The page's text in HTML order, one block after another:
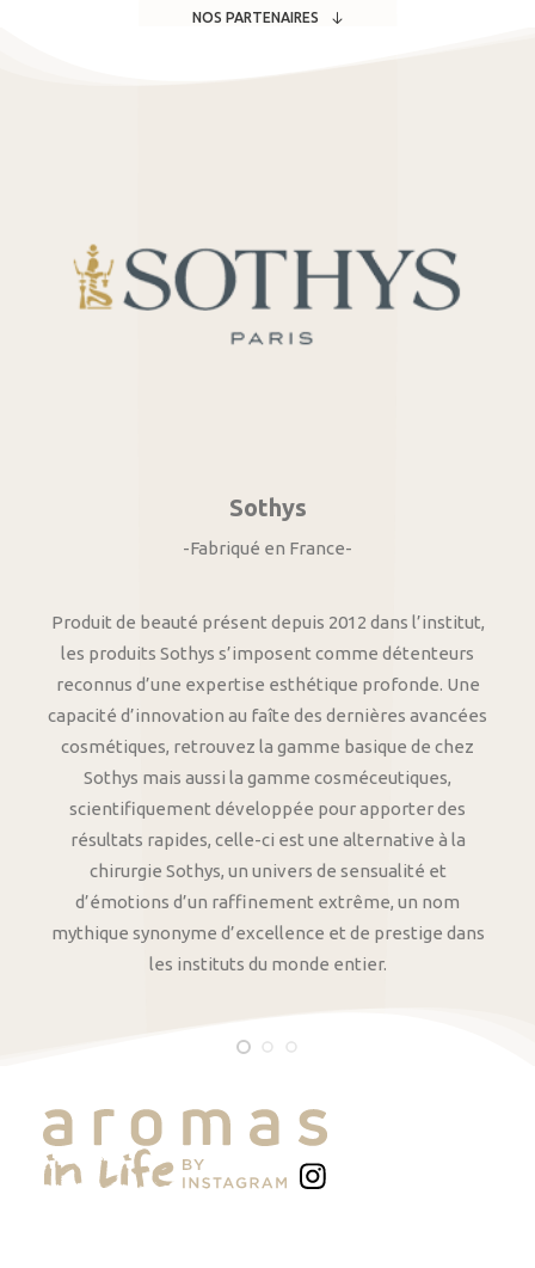
NOS PARTENAIRES
Sothys
-Fabriqué en France-
Produit de beauté présent depuis 2012 dans l’institut,
les produits Sothys s’imposent comme détenteurs
reconnus d’une expertise esthétique profonde. Une
capacité d’innovation au faîte des dernières avancées
cosmétiques, retrouvez la gamme basique de chez
Sothys mais aussi la gamme cosméceutiques,
scientifiquement développée pour apporter des
résultats rapides, celle-ci est une alternative à la
chirurgie Sothys, un univers de sensualité et
d’émotions d’un raffinement extrême, un nom
mythique synonyme d’excellence et de prestige dans
les instituts du monde entier.